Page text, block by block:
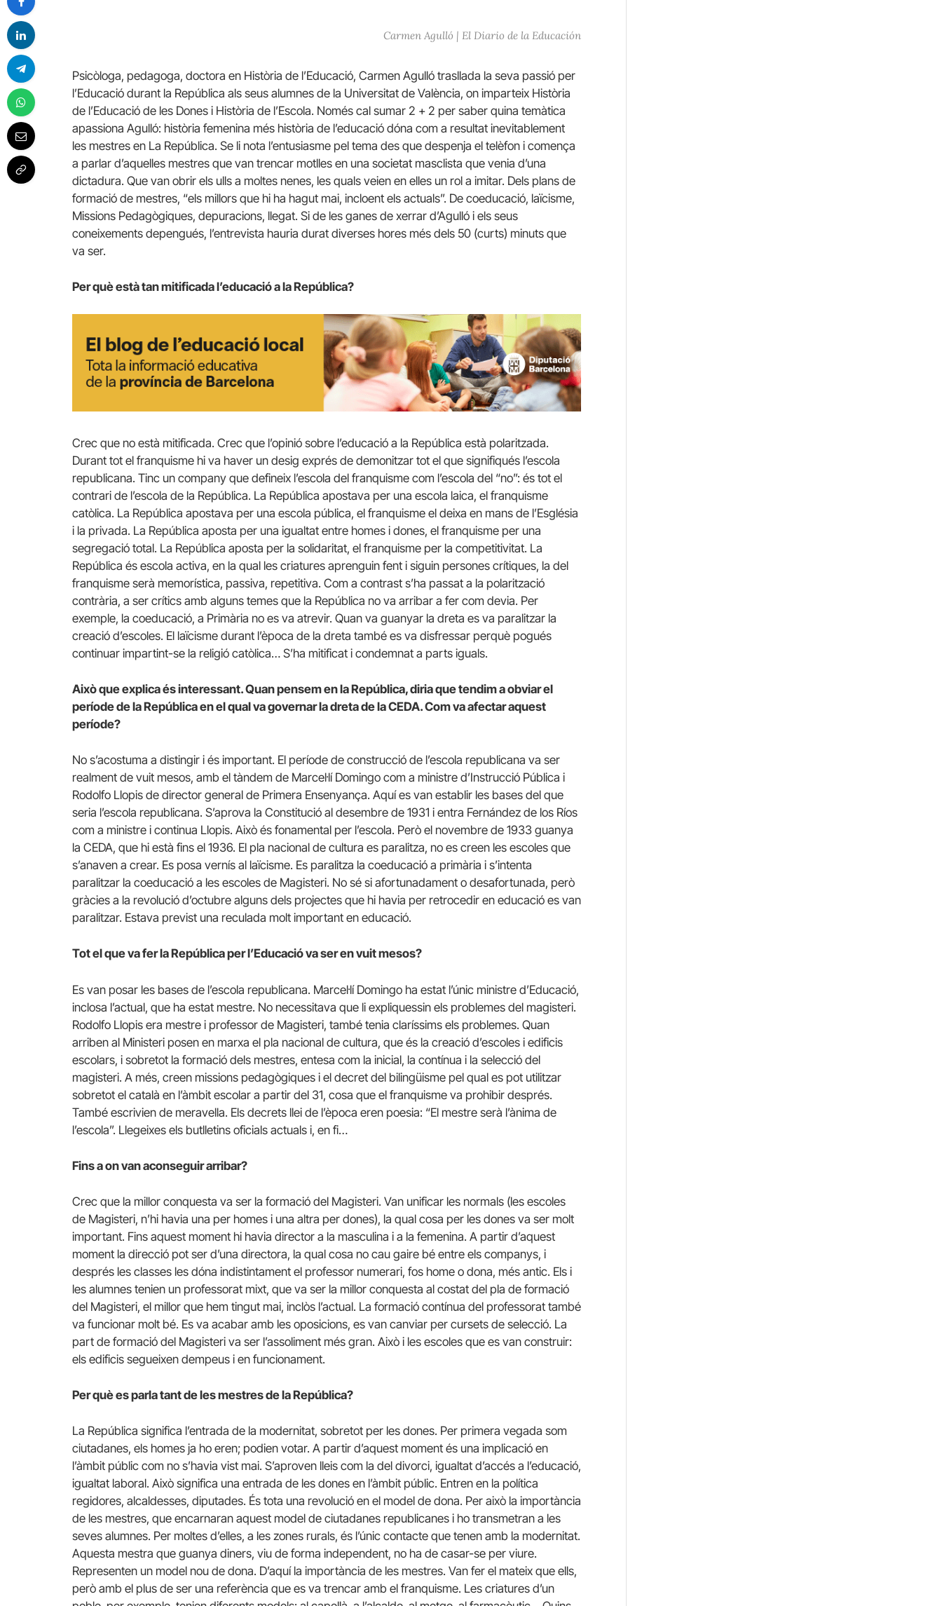
Carmen Agulló | El Diario de la Educación
Psicòloga, pedagoga, doctora en Història de l’Educació, Carmen Agulló trasllada la seva passió per
l’Educació durant la República als seus alumnes de la Universitat de València, on imparteix Història
de l’Educació de les Dones i Història de l’Escola. Només cal sumar 2 + 2 per saber quina temàtica
apassiona Agulló: història femenina més història de l’educació dóna com a resultat inevitablement
les mestres en La República. Se li nota l’entusiasme pel tema des que despenja el telèfon i comença
a parlar d’aquelles mestres que van trencar motlles en una societat masclista que venia d’una
dictadura. Que van obrir els ulls a moltes nenes, les quals veien en elles un rol a imitar. Dels plans de
formació de mestres, “els millors que hi ha hagut mai, incloent els actuals”. De coeducació, laïcisme,
Missions Pedagògiques, depuracions, llegat. Si de les ganes de xerrar d’Agulló i els seus
coneixements depengués, l’entrevista hauria durat diverses hores més dels 50 (curts) minuts que
va ser.
Per què està tan mitificada l’educació a la República?
Crec que no està mitificada. Crec que l’opinió sobre l’educació a la República està polaritzada.
Durant tot el franquisme hi va haver un desig exprés de demonitzar tot el que signifiqués l’escola
republicana. Tinc un company que defineix l’escola del franquisme com l’escola del “no”: és tot el
contrari de l’escola de la República. La República apostava per una escola laica, el franquisme
catòlica. La República apostava per una escola pública, el franquisme el deixa en mans de l’Església
i la privada. La República aposta per una igualtat entre homes i dones, el franquisme per una
segregació total. La República aposta per la solidaritat, el franquisme per la competitivitat. La
República és escola activa, en la qual les criatures aprenguin fent i siguin persones crítiques, la del
franquisme serà memorística, passiva, repetitiva. Com a contrast s’ha passat a la polarització
contrària, a ser crítics amb alguns temes que la República no va arribar a fer com devia. Per
exemple, la coeducació, a Primària no es va atrevir. Quan va guanyar la dreta es va paralitzar la
creació d’escoles. El laïcisme durant l’època de la dreta també es va disfressar perquè pogués
continuar impartint-se la religió catòlica… S’ha mitificat i condemnat a parts iguals.
Això que explica és interessant. Quan pensem en la República, diria que tendim a obviar el
període de la República en el qual va governar la dreta de la CEDA. Com va afectar aquest
període?
No s’acostuma a distingir i és important. El període de construcció de l’escola republicana va ser
realment de vuit mesos, amb el tàndem de Marcel·lí Domingo com a ministre d’Instrucció Pública i
Rodolfo Llopis de director general de Primera Ensenyança. Aquí es van establir les bases del que
seria l’escola republicana. S’aprova la Constitució al desembre de 1931 i entra Fernández de los Ríos
com a ministre i continua Llopis. Això és fonamental per l’escola. Però el novembre de 1933 guanya
la CEDA, que hi està fins el 1936. El pla nacional de cultura es paralitza, no es creen les escoles que
s’anaven a crear. Es posa vernís al laïcisme. Es paralitza la coeducació a primària i s’intenta
paralitzar la coeducació a les escoles de Magisteri. No sé si afortunadament o desafortunada, però
gràcies a la revolució d’octubre alguns dels projectes que hi havia per retrocedir en educació es van
paralitzar. Estava previst una reculada molt important en educació.
Tot el que va fer la República per l’Educació va ser en vuit mesos?
Es van posar les bases de l’escola republicana. Marcel·lí Domingo ha estat l’únic ministre d’Educació,
inclosa l’actual, que ha estat mestre. No necessitava que li expliquessin els problemes del magisteri.
Rodolfo Llopis era mestre i professor de Magisteri, també tenia claríssims els problemes. Quan
arriben al Ministeri posen en marxa el pla nacional de cultura, que és la creació d’escoles i edificis
escolars, i sobretot la formació dels mestres, entesa com la inicial, la contínua i la selecció del
magisteri. A més, creen missions pedagògiques i el decret del bilingüisme pel qual es pot utilitzar
sobretot el català en l’àmbit escolar a partir del 31, cosa que el franquisme va prohibir després.
També escrivien de meravella. Els decrets llei de l’època eren poesia: “El mestre serà l’ànima de
l’escola”. Llegeixes els butlletins oficials actuals i, en fi…
Fins a on van aconseguir arribar?
Crec que la millor conquesta va ser la formació del Magisteri. Van unificar les normals (les escoles
de Magisteri, n’hi havia una per homes i una altra per dones), la qual cosa per les dones va ser molt
important. Fins aquest moment hi havia director a la masculina i a la femenina. A partir d’aquest
moment la direcció pot ser d’una directora, la qual cosa no cau gaire bé entre els companys, i
després les classes les dóna indistintament el professor numerari, fos home o dona, més antic. Els i
les alumnes tenien un professorat mixt, que va ser la millor conquesta al costat del pla de formació
del Magisteri, el millor que hem tingut mai, inclòs l’actual. La formació contínua del professorat també
va funcionar molt bé. Es va acabar amb les oposicions, es van canviar per cursets de selecció. La
part de formació del Magisteri va ser l’assoliment més gran. Això i les escoles que es van construir:
els edificis segueixen dempeus i en funcionament.
Per què es parla tant de les mestres de la República?
La República significa l’entrada de la modernitat, sobretot per les dones. Per primera vegada som
ciutadanes, els homes ja ho eren; podien votar. A partir d’aquest moment és una implicació en
l’àmbit públic com no s’havia vist mai. S’aproven lleis com la del divorci, igualtat d’accés a l’educació,
igualtat laboral. Això significa una entrada de les dones en l’àmbit públic. Entren en la política
regidores, alcaldesses, diputades. És tota una revolució en el model de dona. Per això la importància
de les mestres, que encarnaran aquest model de ciutadanes republicanes i ho transmetran a les
seves alumnes. Per moltes d’elles, a les zones rurals, és l’únic contacte que tenen amb la modernitat.
Aquesta mestra que guanya diners, viu de forma independent, no ha de casar-se per viure.
Representen un model nou de dona. D’aquí la importància de les mestres. Van fer el mateix que ells,
però amb el plus de ser una referència que es va trencar amb el franquisme. Les criatures d’un